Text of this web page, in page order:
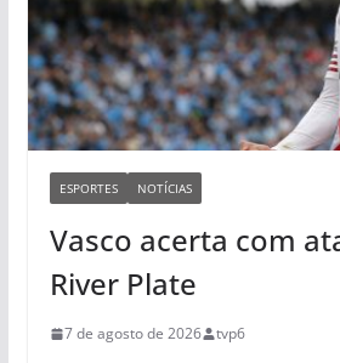
ESPORTES NOTÍCIAS
Vasco acerta com
River Plate
7 de agosto de 2026 tvp6